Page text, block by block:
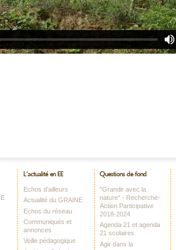
L’actualité en EE
Echos d’ailleurs
Actualité du GRAINE
Echos du réseau
Communiqués et
annonces
Veille pédagogique
Questions de fond
"Grandir avec la
nature" - Recherche-
Action Participative
2018-2024
Agenda 21 et agenda
21 scolaires
Agir dans la